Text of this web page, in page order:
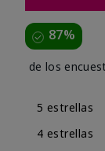
87%
de los
5 estrellas
4 estrellas